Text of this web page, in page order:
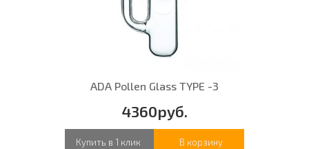
ADA Pollen Glass TYPE -3
4360руб.
Купить в 1 клик В корзину